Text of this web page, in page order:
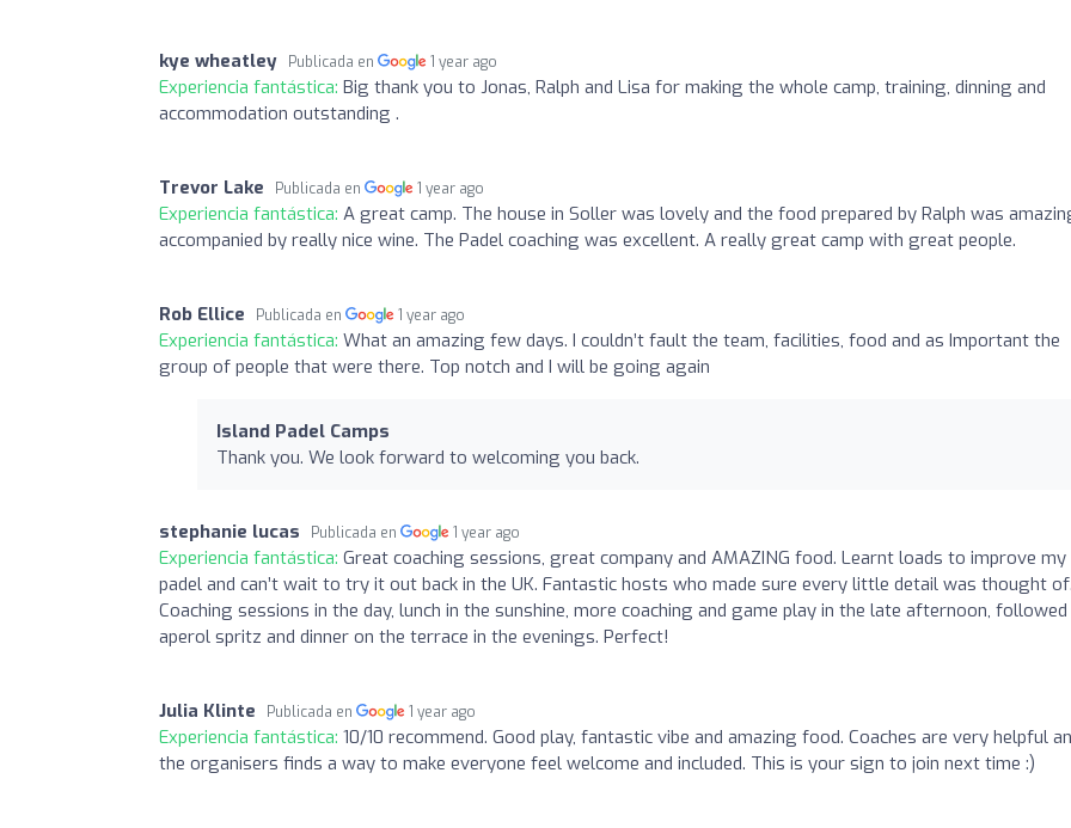
kye wheatley Publicada en 1 year ago
Experiencia fantástica: Big thank you to Jonas, Ralph and Lisa for making the whole camp, training, dinning and
accommodation outstanding .
Trevor Lake Publicada en 1 year ago
Experiencia fantástica: A great camp. The house in Soller was lovely and the food prepared by Ralph was
accompanied by really nice wine. The Padel coaching was excellent. A really great camp with great people.
Rob Ellice Publicada en 1 year ago
Experiencia fantástica: What an amazing few days. I couldn’t fault the team, facilities, food and as Important the
group of people that were there. Top notch and I will be going again
Island Padel Camps
Thank you. We look forward to welcoming you back.
stephanie lucas Publicada en 1 year ago
Experiencia fantástica: Great coaching sessions, great company and AMAZING food. Learnt loads to improve my
padel and can’t wait to try it out back in the UK. Fantastic hosts who made sure every little detail was thought
Coaching sessions in the day, lunch in the sunshine, more coaching and game play in the late afternoon,
aperol spritz and dinner on the terrace in the evenings. Perfect!
Julia Klinte Publicada en 1 year ago
Experiencia fantástica: 10/10 recommend. Good play, fantastic vibe and amazing food. Coaches are very helpful
the organisers finds a way to make everyone feel welcome and included. This is your sign to join next time :)